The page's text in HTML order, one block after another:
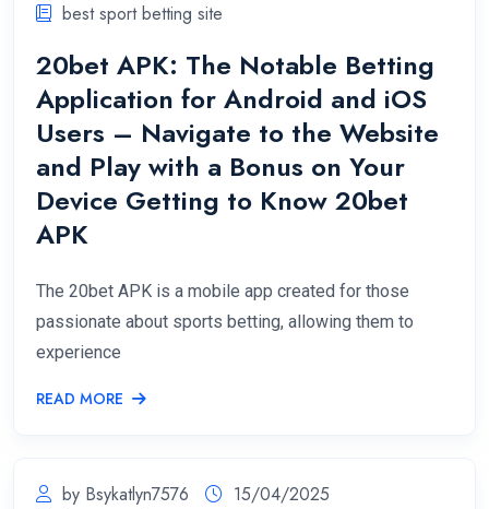
best sport betting site
20bet APK: The Notable Betting
Application for Android and iOS
Users – Navigate to the Website
and Play with a Bonus on Your
Device Getting to Know 20bet
APK
The 20bet APK is a mobile app created for those
passionate about sports betting, allowing them to
experience
READ MORE
by Bsykatlyn7576
15/04/2025